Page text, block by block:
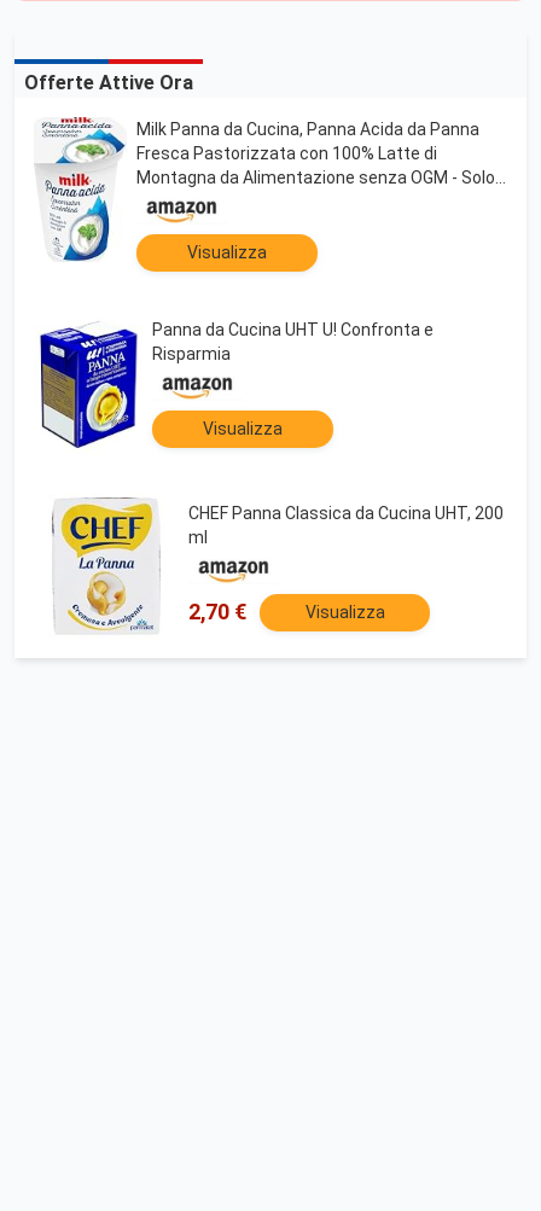
Offerte Attive Ora
Milk Panna da Cucina, Panna Acida da Panna
Fresca Pastorizzata con 100% Latte di
Montagna da Alimentazione senza OGM - Solo
15% di Grassi - Ideale per tutte le Ricette di
Cucina (180g)
Visualizza
Panna da Cucina UHT U! Confronta e
Risparmia
Visualizza
CHEF Panna Classica da Cucina UHT, 200
ml
2,70 € Visualizza